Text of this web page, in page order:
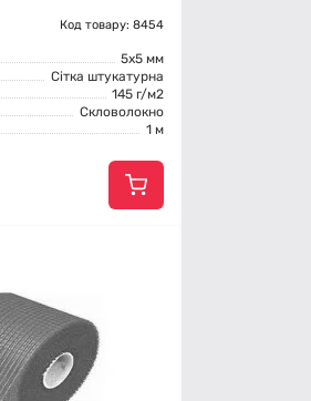
Код товару: 8454
5x5 мм
Сітка штукатурна
145 г/м2
Скловолокно
1 м